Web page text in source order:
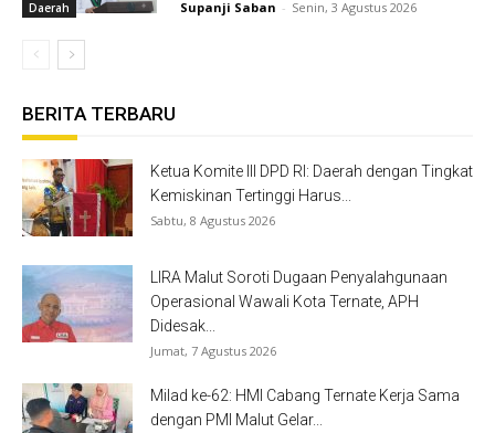
Daerah Supanji Saban - Senin, 3 Agustus 2026
BERITA TERBARU
Ketua Komite III DPD RI: Daerah dengan Tingkat
Kemiskinan Tertinggi Harus...
Sabtu, 8 Agustus 2026
LIRA Malut Soroti Dugaan Penyalahgunaan
Operasional Wawali Kota Ternate, APH
Didesak...
Jumat, 7 Agustus 2026
Milad ke-62: HMI Cabang Ternate Kerja Sama
dengan PMI Malut Gelar...